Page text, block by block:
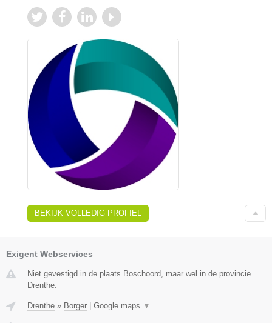
BEKIJK VOLLEDIG PROFIEL
Exigent Webservices
Niet gevestigd in de plaats Boschoord, maar wel in de provincie
Drenthe.
Drenthe » Borger Google maps ▼